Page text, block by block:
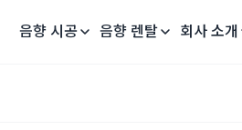
음향 시공 음향 렌탈 회사 소개